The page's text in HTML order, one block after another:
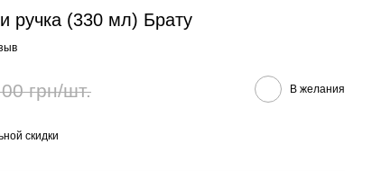
ручка (330 мл) Брату
грн/шт. В желания
скидки